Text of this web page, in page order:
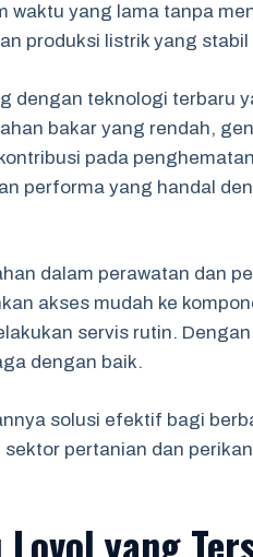
waktu yang lama tanpa
produksi listrik yang
dengan teknologi terbaru
bakar yang rendah,
pada
performa yang handal
dalam perawatan dan
akses mudah ke
servis rutin.
dengan baik.
solusi efektif bagi
pertanian dan
yang